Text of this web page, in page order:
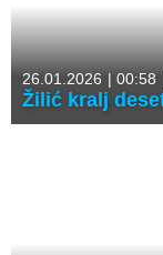
26.01.2026 | 00:58
Žilić kralj